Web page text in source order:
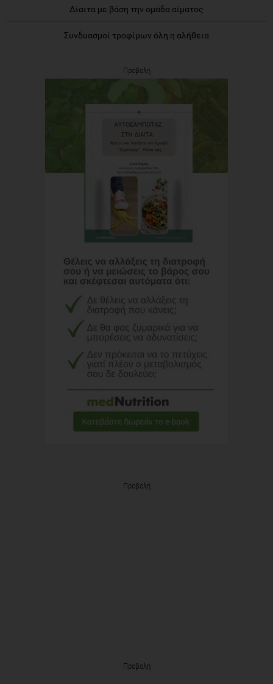
Δίαιτα με βάση την ομάδα αίματος
Συνδυασμοί τροφίμων όλη η αλήθεια
Προβολή
Προβολή
Προβολή